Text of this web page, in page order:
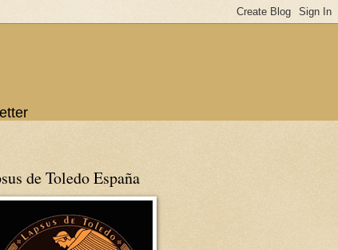
de Toledo España